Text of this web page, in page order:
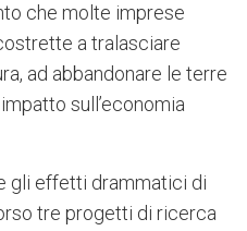
che molte imprese
a tralasciare
ad abbandonare le terre
sull’economia
gli effetti drammatici di
tre progetti di ricerca